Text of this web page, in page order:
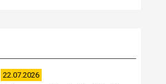
22.07.2026